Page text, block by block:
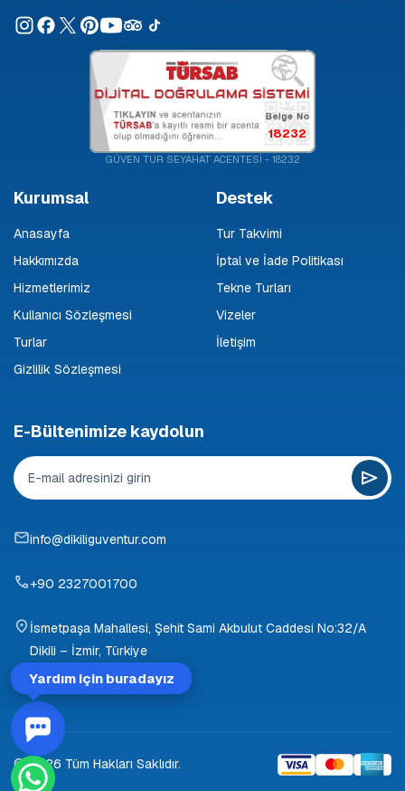
18232
GÜVEN TUR SEYAHAT ACENTESİ - 18232
Kurumsal
Anasayfa
Hakkımızda
Hizmetlerimiz
Kullanıcı Sözleşmesi
Turlar
Gizlilik Sözleşmesi
Destek
Tur Takvimi
İptal ve İade Politikası
Tekne Turları
Vizeler
İletişim
E-Bültenimize kaydolun
info@dikiliguventur.com
+90 2327001700
İsmetpaşa Mahallesi, Şehit Sami Akbulut Caddesi No:32/A
Dikili – İzmir, Türkiye
© 2026 Tüm Hakları Saklıdır.
Yardım için buradayız